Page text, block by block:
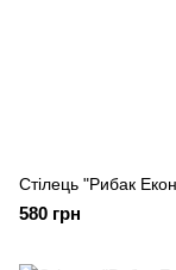
Стілець "Рибак
580 грн